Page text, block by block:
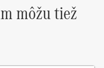
môžu tiež